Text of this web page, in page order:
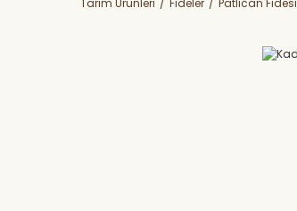
Tarım Ürünleri Fideler Patlıcan Fidesi